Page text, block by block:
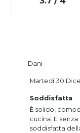
Dani
Soddisfatta
È solido,
cucina. E
soddisfatta
Martedi 30